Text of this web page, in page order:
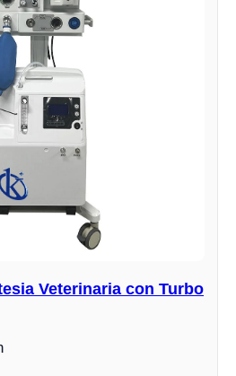
Veterinaria con Turbo